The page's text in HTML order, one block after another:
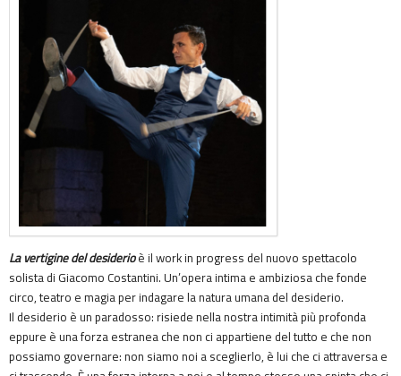
La vertigine del desiderioè il work in progress del nuovo spettacolo
solista di Giacomo Costantini. Un’opera intima e ambiziosa che fonde
circo, teatro e magia per indagare la natura umana del desiderio.
Il desiderio è un paradosso: risiede nella nostra intimità più profonda
eppure è una forza estranea che non ci appartiene del tutto e che non
possiamo governare: non siamo noi a sceglierlo, è lui che ci attraversa e